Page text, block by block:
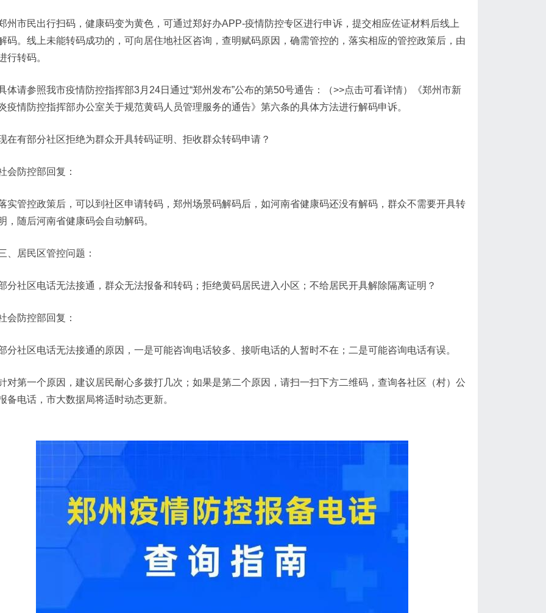
州市民出行扫码，健康码变为黄色，可通过郑好办APP-疫情防控专区进行申诉，提交相应佐证材料后线上
码。线上未能转码成功的，可向居住地社区咨询，查明赋码原因，确需管控的，落实相应的管控政策后，由
行转码。
体请参照我市疫情防控指挥部3月24日通过“郑州发布”公布的第50号通告：（>>点击可看详情）《郑州市新
疫情防控指挥部办公室关于规范黄码人员管理服务的通告》第六条的具体方法进行解码申诉。
在有部分社区拒绝为群众开具转码证明、拒收群众转码申请？
会防控部回复：
实管控政策后，可以到社区申请转码，郑州场景码解码后，如河南省健康码还没有解码，群众不需要开具转
，随后河南省健康码会自动解码。
、居民区管控问题：
分社区电话无法接通，群众无法报备和转码；拒绝黄码居民进入小区；不给居民开具解除隔离证明？
会防控部回复：
分社区电话无法接通的原因，一是可能咨询电话较多、接听电话的人暂时不在；二是可能咨询电话有误。
对第一个原因，建议居民耐心多拨打几次；如果是第二个原因，请扫一扫下方二维码，查询各社区（村）公
备电话，市大数据局将适时动态更新。